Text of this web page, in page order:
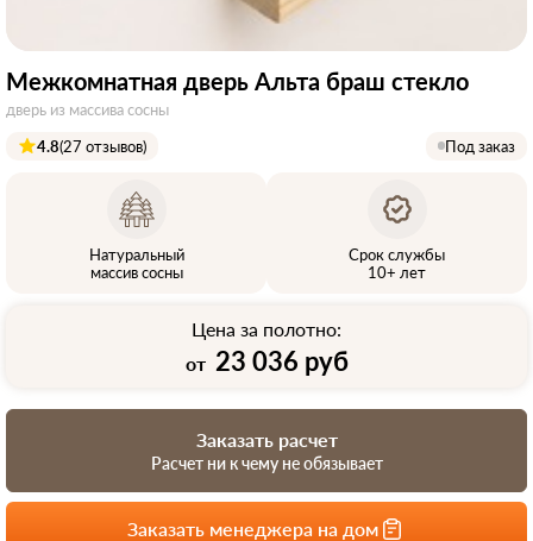
Межкомнатная дверь Альта браш стекло
дверь из массива сосны
4.8(27 отзывов) Под заказ
Натуральный
массив сосны
Срок службы
10+ лет
Цена за полотно:
от 23 036 руб
Заказать расчет
Расчет ни к чему не обязывает
Заказать менеджера на дом